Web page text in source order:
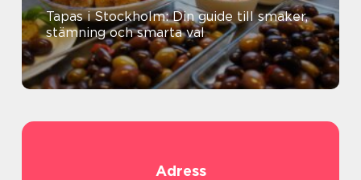
Tapas i Stockholm: Din guide till smaker,
stämning och smarta val
Adress